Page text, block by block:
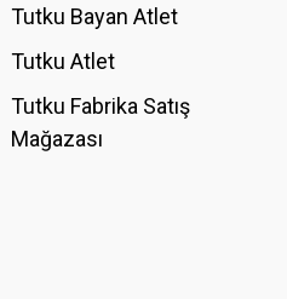
Tutku Bayan Atlet
Tutku Atlet
Tutku Fabrika Satış
Mağazası